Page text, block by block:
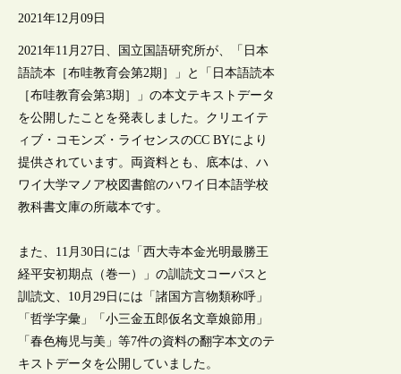
2021年12月09日
2021年11月27日、国立国語研究所が、「日本
語読本［布哇教育会第2期］」と「日本語読本
［布哇教育会第3期］」の本文テキストデータ
を公開したことを発表しました。クリエイテ
ィブ・コモンズ・ライセンスのCC BYにより
提供されています。両資料とも、底本は、ハ
ワイ大学マノア校図書館のハワイ日本語学校
教科書文庫の所蔵本です。
また、11月30日には「西大寺本金光明最勝王
経平安初期点（巻一）」の訓読文コーパスと
訓読文、10月29日には「諸国方言物類称呼」
「哲学字彙」「小三金五郎仮名文章娘節用」
「春色梅児与美」等7件の資料の翻字本文のテ
キストデータを公開していました。